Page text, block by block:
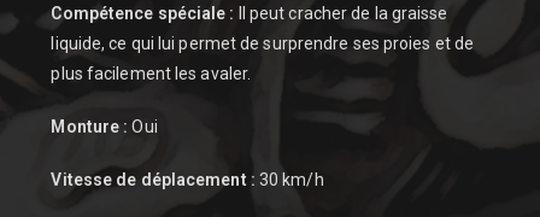
Compétence spéciale : Il peut cracher de la graisse
liquide, ce qui lui permet de surprendre ses proies et de
plus facilement les avaler.
Monture : Oui
Vitesse de déplacement : 30 km/h